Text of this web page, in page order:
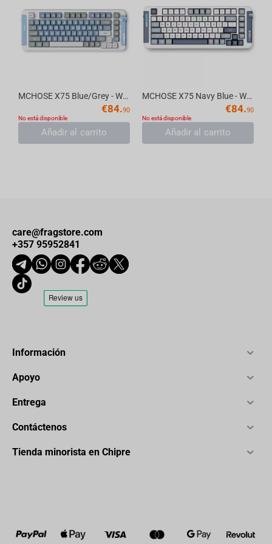
MCHOSE X75 Blue/Grey - Wireless Mechanical Keyboard
€84.90
No está disponible
Añadir al carrito
MCHOSE X75 Navy Blue - Wireless Mechanical Keyboard
€84.90
No está disponible
Añadir al carrito
care@fragstore.com
+357 95952841
Información
Apoyo
Entrega
Contáctenos
Tienda minorista en Chipre